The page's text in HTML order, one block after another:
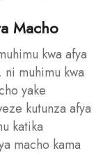
Macho
kwa afya
muhimu kwa
yake
kutunza afya
katika
macho kama